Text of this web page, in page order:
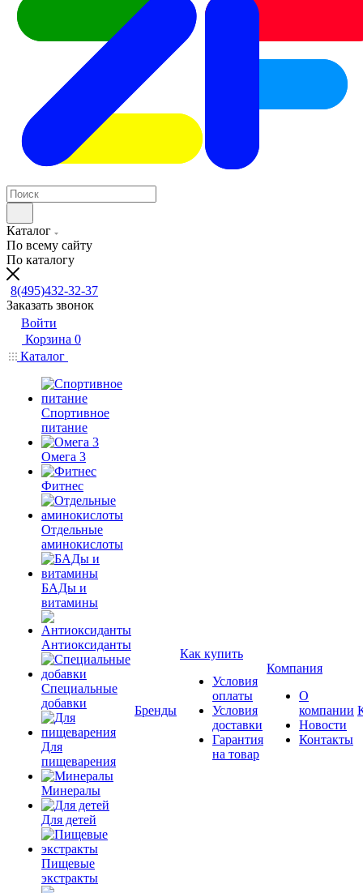
Каталог
По всему сайту
По каталогу
8(495)432-32-37
Заказать звонок
Войти
Корзина 0
Каталог
Спортивное
питание
Омега 3
Фитнес
Отдельные
аминокислоты
БАДы и
витамины
Антиоксиданты
Специальные
добавки
Для
пищеварения
Минералы
Для детей
Пищевые
экстракты
Бренды
Как купить
Условия
оплаты
Условия
доставки
Гарантия
на товар
Компания
О
компании
Новости
Контакты